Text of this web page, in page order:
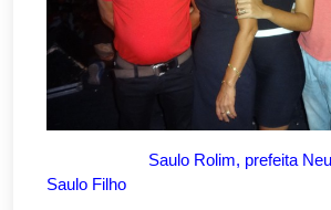
Saulo Rolim, prefeita
Saulo Filho